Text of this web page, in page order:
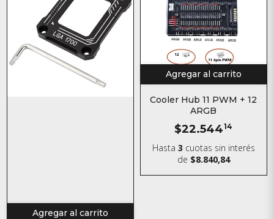
Agregar al carrito
Agregar al carrito
Cooler Hub 11 PWM + 12
ARGB
$22.54414
Hasta 3 cuotas sin interés
de $8.840,84